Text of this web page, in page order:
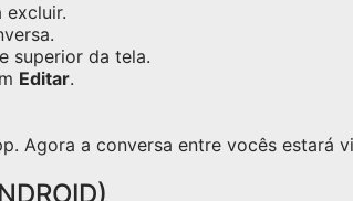
excluir.
superior da tela.
Editar.
Agora a conversa entre vocês estará